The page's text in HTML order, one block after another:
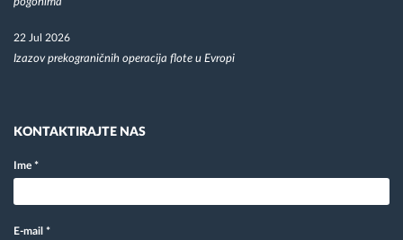
pogonima
22 Jul 2026
Izazov prekograničnih operacija flote u Evropi
KONTAKTIRAJTE NAS
Ime *
E-mail *